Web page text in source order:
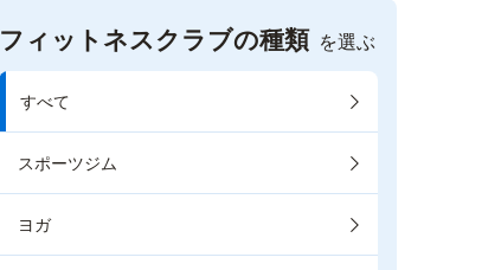
フィットネスクラブの種類 を選ぶ
すべて
スポーツジム
ヨガ